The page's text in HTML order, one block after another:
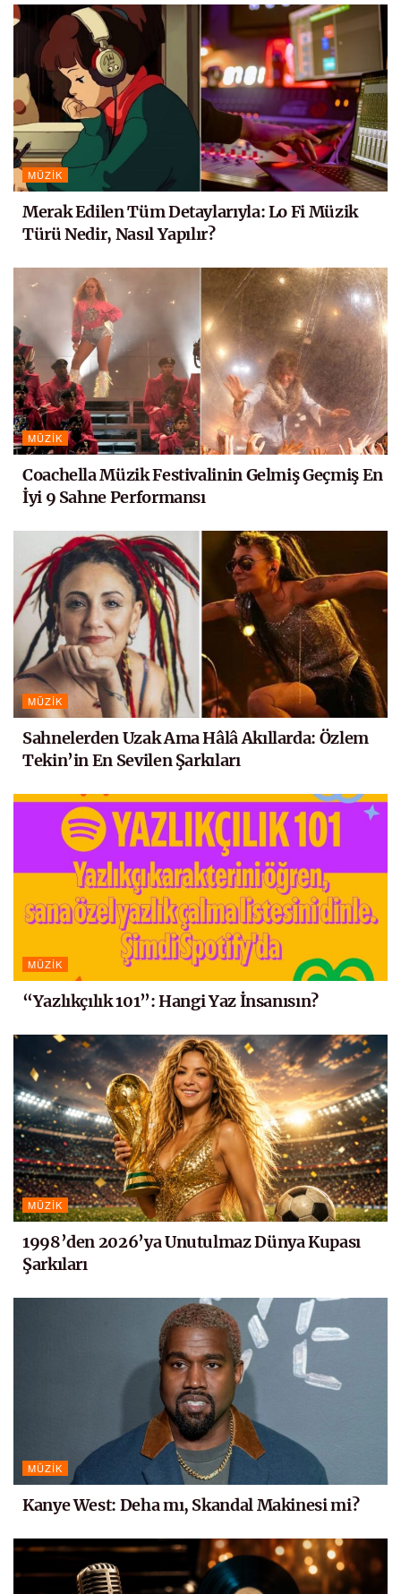
MÜZIK
Merak Edilen Tüm Detaylarıyla: Lo Fi Müzik
Türü Nedir, Nasıl Yapılır?
MÜZIK
Coachella Müzik Festivalinin Gelmiş Geçmiş En
İyi 9 Sahne Performansı
MÜZIK
Sahnelerden Uzak Ama Hâlâ Akıllarda: Özlem
Tekin’in En Sevilen Şarkıları
MÜZIK
“Yazlıkçılık 101”: Hangi Yaz İnsanısın?
MÜZIK
1998’den 2026’ya Unutulmaz Dünya Kupası
Şarkıları
MÜZIK
Kanye West: Deha mı, Skandal Makinesi mi?